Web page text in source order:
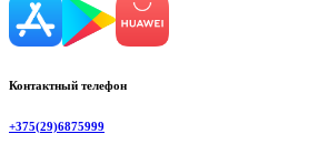
Контактный телефон
+375(29)6875999